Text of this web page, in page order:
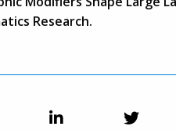
Research.